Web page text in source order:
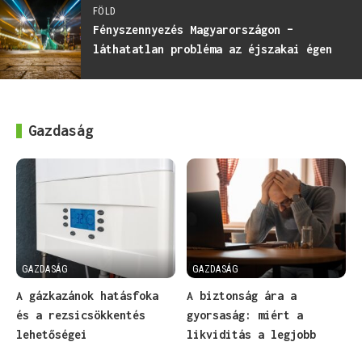
FÖLD
Fényszennyezés Magyarországon –
láthatatlan probléma az éjszakai égen
Gazdaság
GAZDASÁG
A gázkazánok hatásfoka
és a rezsicsökkentés
lehetőségei
GAZDASÁG
A biztonság ára a
gyorsaság: miért a
likviditás a legjobb